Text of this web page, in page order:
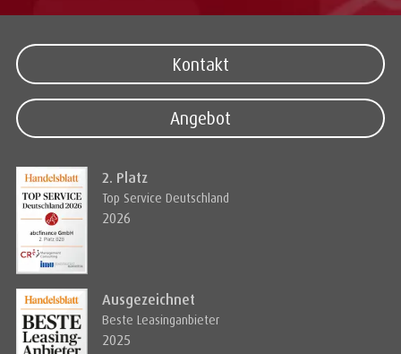
Kontakt
Angebot
2. Platz
Top Service Deutschland
2026
Ausgezeichnet
Beste Leasinganbieter
2025